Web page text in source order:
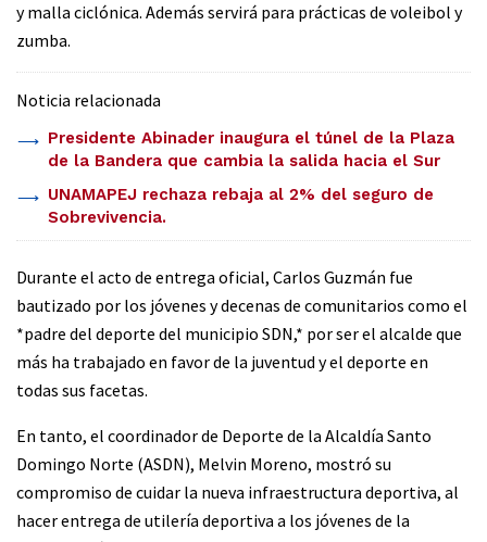
y malla ciclónica. Además servirá para prácticas de voleibol y
zumba.
Noticia relacionada
Presidente Abinader inaugura el túnel de la Plaza
de la Bandera que cambia la salida hacia el Sur
UNAMAPEJ rechaza rebaja al 2% del seguro de
Sobrevivencia.
Durante el acto de entrega oficial, Carlos Guzmán fue
bautizado por los jóvenes y decenas de comunitarios como el
*padre del deporte del municipio SDN,* por ser el alcalde que
más ha trabajado en favor de la juventud y el deporte en
todas sus facetas.
En tanto, el coordinador de Deporte de la Alcaldía Santo
Domingo Norte (ASDN), Melvin Moreno, mostró su
compromiso de cuidar la nueva infraestructura deportiva, al
hacer entrega de utilería deportiva a los jóvenes de la